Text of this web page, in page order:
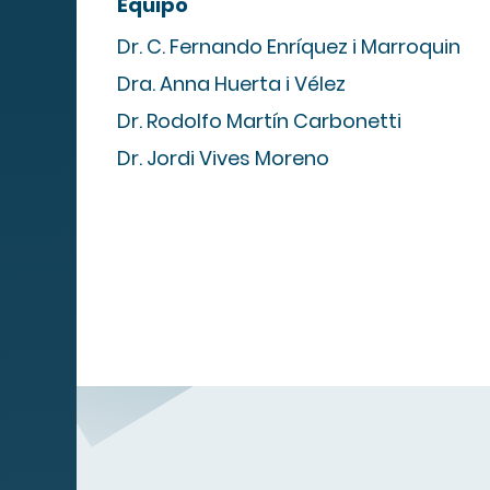
Dr. C. Fernando Enríquez i Marroquin
Dra. Anna Huerta i Vélez
Dr. Rodolfo Martín Carbonetti
Dr. Jordi Vives Moreno
Cuadro de
servicios
Servicios
Contacto